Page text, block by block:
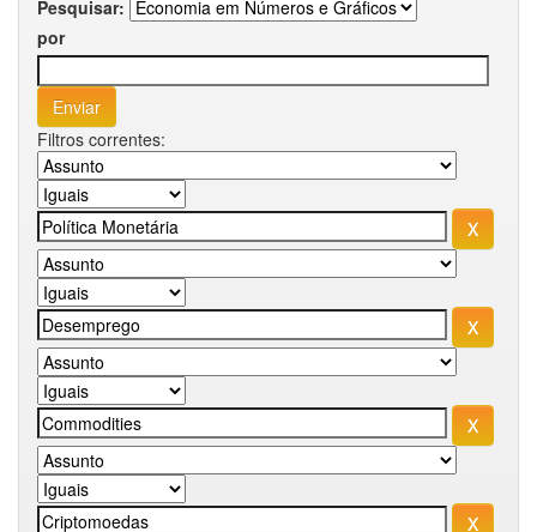
Pesquisar:
por
Filtros correntes: